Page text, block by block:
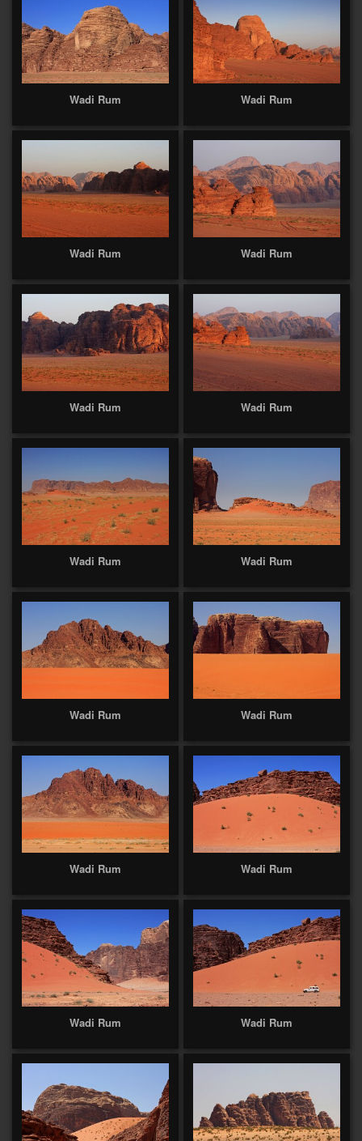
Wadi Rum Wadi Rum
Wadi Rum Wadi Rum
Wadi Rum Wadi Rum
Wadi Rum Wadi Rum
Wadi Rum Wadi Rum
Wadi Rum Wadi Rum
Wadi Rum Wadi Rum